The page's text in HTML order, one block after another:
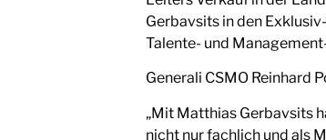
Gerbavsits in den
Talente- und
Generali CSMO Reinhard
„Mit Matthias Gerbavsits
nicht nur fachlich und als